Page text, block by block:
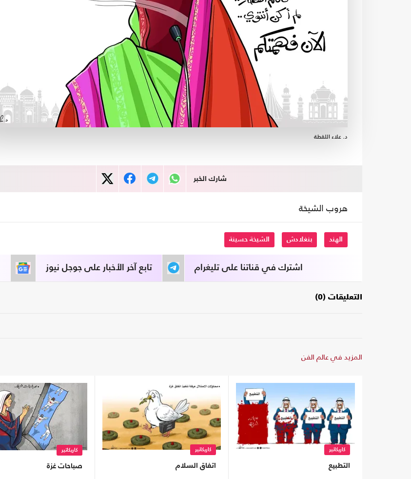
د. علاء اللقطة
شارك الخبر
هروب الشيخة
الهند بنغلادش الشيخة حسينة
تابع آخر الأخبار على جوجل نيوز اشترك في قناتنا على تليغرام
التعليقات (0)
المزيد في عالم الفن
كاريكاتير
التطبيع
كاريكاتير
اتفاق السلام
كاريكاتير
صباحات غزة